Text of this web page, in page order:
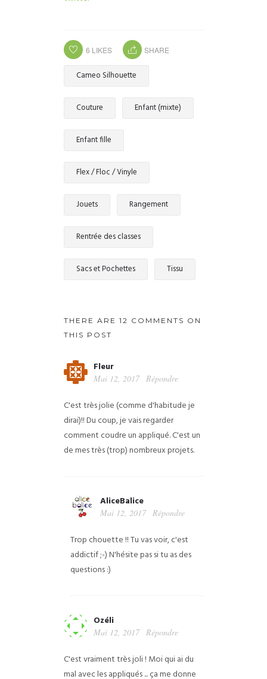
6 LIKES SHARE
Cameo Silhouette
Couture Enfant (mixte)
Enfant fille
Flex / Floc / Vinyle
Jouets Rangement
Rentrée des classes
Sacs et Pochettes Tissu
THERE ARE 12 COMMENTS ON
THIS POST
Fleur
Mai 12, 2017 Répondre
C'est très jolie (comme d'habitude je
dirai)!! Du coup, je vais regarder
comment coudre un appliqué. C'est un
de mes très (trop) nombreux projets.
AliceBalice
Mai 12, 2017 Répondre
Trop chouette !! Tu vas voir, c'est
addictif ;-) N'hésite pas si tu as des
questions :)
Ozéli
Mai 12, 2017 Répondre
C'est vraiment très joli ! Moi qui ai du
mal avec les appliqués ... ça me donne